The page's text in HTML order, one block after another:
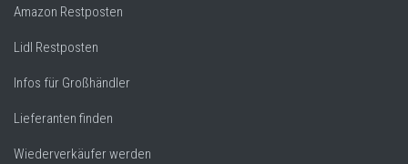
Amazon Restposten
Lidl Restposten
Infos für Großhändler
Lieferanten finden
Wiederverkäufer werden